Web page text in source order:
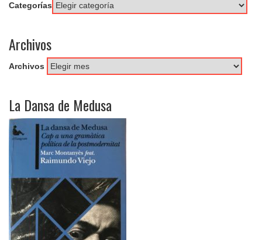
Categorías
Archivos
Archivos
La Dansa de Medusa